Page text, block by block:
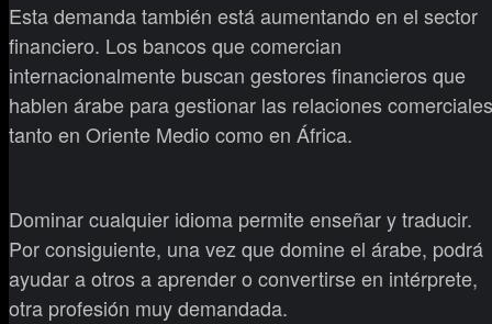
Esta demanda también está aumentando en el sector
financiero. Los bancos que comercian
internacionalmente buscan gestores financieros que
hablen árabe para gestionar las relaciones comerciales
tanto en Oriente Medio como en África.
Dominar cualquier idioma permite enseñar y traducir.
Por consiguiente, una vez que domine el árabe, podrá
ayudar a otros a aprender o convertirse en intérprete,
otra profesión muy demandada.